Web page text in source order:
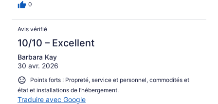
0
Avis vérifié
10/10 – Excellent
Barbara Kay
30 avr. 2026
Points forts : Propreté, service et personnel, commodités et
état et installations de l’hébergement.
Traduire avec Google